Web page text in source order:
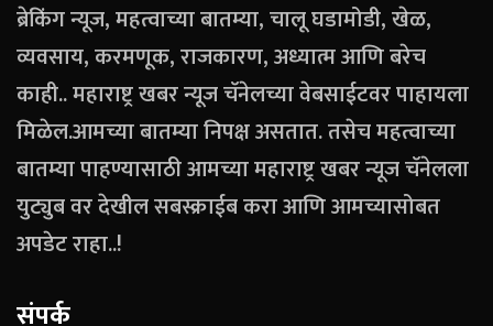
ब्रेकिंग न्यूज, महत्वाच्या बातम्या, चालू घडामोडी, खेळ,
व्यवसाय, करमणूक, राजकारण, अध्यात्म आणि बरेच
काही.. महाराष्ट्र खबर न्यूज चॅनेलच्या वेबसाईटवर पाहायला
मिळेल.आमच्या बातम्या निपक्ष असतात. तसेच महत्वाच्या
बातम्या पाहण्यासाठी आमच्या महाराष्ट्र खबर न्यूज चॅनेलला
युट्युब वर देखील सबस्क्राईब करा आणि आमच्यासोबत
अपडेट राहा..!
संपर्क